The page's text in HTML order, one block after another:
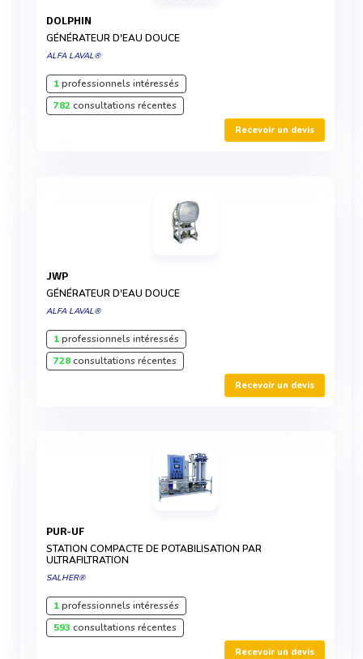
DOLPHIN
GÉNÉRATEUR D'EAU DOUCE
ALFA LAVAL®
1professionnels intéressés
782consultations récentes
Recevoir un devis
JWP
GÉNÉRATEUR D'EAU DOUCE
ALFA LAVAL®
1professionnels intéressés
728consultations récentes
Recevoir un devis
PUR-UF
STATION COMPACTE DE POTABILISATION PAR
ULTRAFILTRATION
SALHER®
1professionnels intéressés
593 consultations récentes
Recevoir un devis